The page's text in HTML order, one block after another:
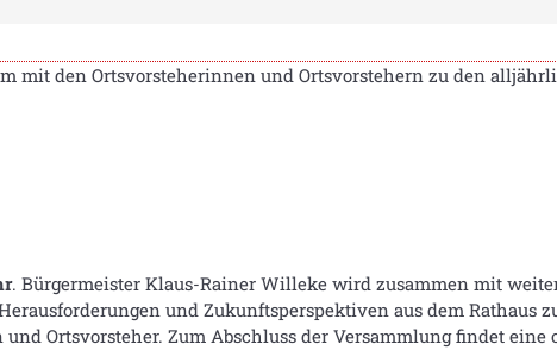
mit den Ortsvorsteherinnen und Ortsvorstehern zu den
. Bürgermeister Klaus-Rainer Willeke wird zusammen mit
und Zukunftsperspektiven aus dem Rathaus
Ortsvorsteher. Zum Abschluss der Versammlung findet eine